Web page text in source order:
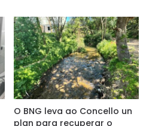
O BNG leva ao Concello un
plan para recuperar o